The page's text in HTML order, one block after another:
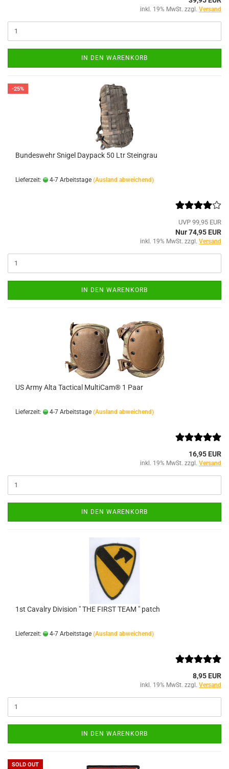
inkl. 19% MwSt. zzgl. Versand
IN DEN WARENKORB
-25%
Bundeswehr Snigel Daypack 50 Ltr Steingrau
Lieferzeit: 4-7 Arbeitstage (Ausland abweichend)
UVP 99,95 EUR
Nur 74,95 EUR
inkl. 19% MwSt. zzgl. Versand
IN DEN WARENKORB
US Army Alta Tactical MultiCam® 1 Paar
Lieferzeit: 4-7 Arbeitstage (Ausland abweichend)
16,95 EUR
inkl. 19% MwSt. zzgl. Versand
IN DEN WARENKORB
1st Cavalry Division " THE FIRST TEAM " patch
Lieferzeit: 4-7 Arbeitstage (Ausland abweichend)
8,95 EUR
inkl. 19% MwSt. zzgl. Versand
IN DEN WARENKORB
SOLD OUT